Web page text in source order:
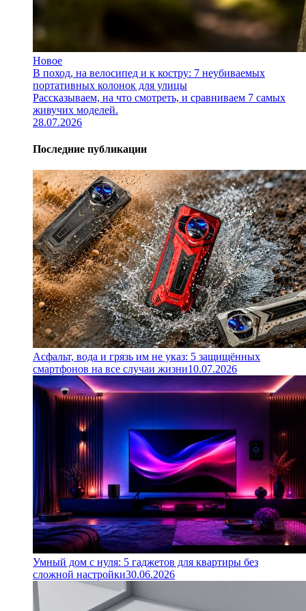
Новое
В поход, на велосипед и к костру: 7 неубиваемых
портативных колонок для улицы
Рассказываем, на что смотреть, и сравниваем 7 самых
живучих моделей.
28.07.2026
Последние публикации
Асфальт, вода и грязь им не указ: 5 защищённых
смартфонов на все случаи жизни10.07.2026
Умный дом с нуля: 5 гаджетов для квартиры без
сложной настройки30.06.2026